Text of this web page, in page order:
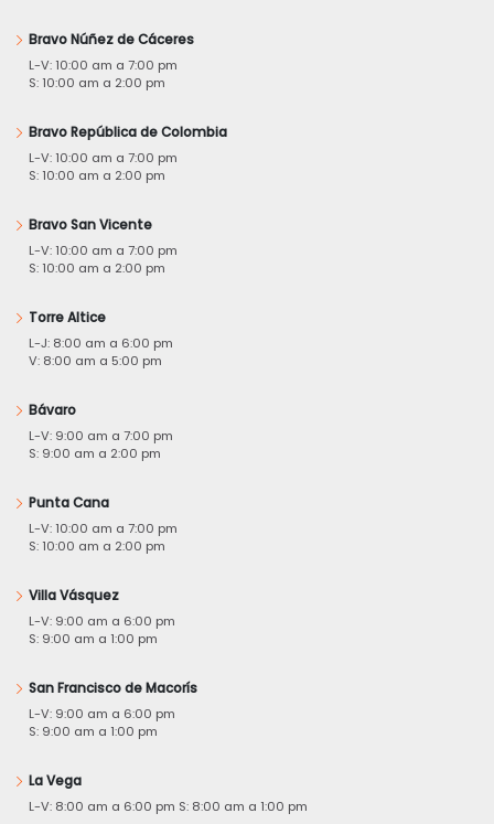
Bravo Núñez de Cáceres
L-V: 10:00 am a 7:00 pm
S: 10:00 am a 2:00 pm
Bravo República de Colombia
L-V: 10:00 am a 7:00 pm
S: 10:00 am a 2:00 pm
Bravo San Vicente
L-V: 10:00 am a 7:00 pm
S: 10:00 am a 2:00 pm
Torre Altice
L-J: 8:00 am a 6:00 pm
V: 8:00 am a 5:00 pm
Bávaro
L-V: 9:00 am a 7:00 pm
S: 9:00 am a 2:00 pm
Punta Cana
L-V: 10:00 am a 7:00 pm
S: 10:00 am a 2:00 pm
Villa Vásquez
L-V: 9:00 am a 6:00 pm
S: 9:00 am a 1:00 pm
San Francisco de Macorís
L-V: 9:00 am a 6:00 pm
S: 9:00 am a 1:00 pm
La Vega
L-V: 8:00 am a 6:00 pm S: 8:00 am a 1:00 pm